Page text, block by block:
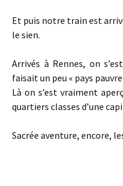
Et puis notre train est
le sien.
Arrivés à Rennes, on
faisait un peu « pays
Là on s’est vraiment
quartiers classes d’une
Sacrée aventure, encore,